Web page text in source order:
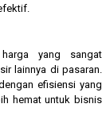
harga yang sangat
lainnya di pasaran.
efisiensi yang
hemat untuk bisnis